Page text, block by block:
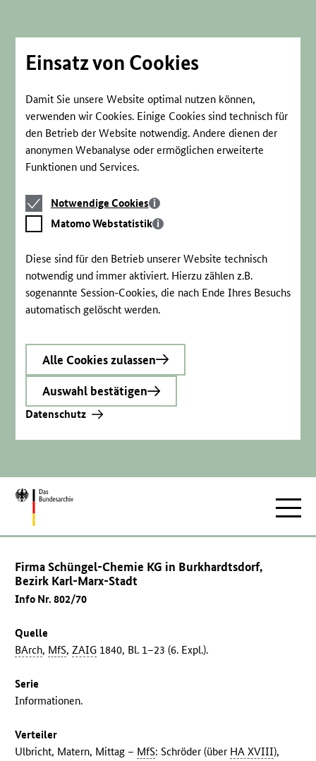
Einsatz von Cookies
Damit Sie unsere Website optimal nutzen können,
verwenden wir Cookies. Einige Cookies sind technisch für
den Betrieb der Website notwendig. Andere dienen der
anonymen Webanalyse oder ermöglichen erweiterte
Funktionen und Services.
Notwendige
Cookies
Notwendige Cookies
Matomo
Webstatistik
Matomo Webstatistik
Diese sind für den Betrieb unserer Website technisch
notwendig und immer aktiviert. Hierzu zählen z.B.
sogenannte Session-Cookies, die nach Ende Ihres Besuchs
automatisch gelöscht werden.
Alle Cookies zulassen
Auswahl bestätigen
Datenschutz
Zur
Firma Schüngel-Chemie KG in Burkhardtsdorf,
Bezirk Karl-Marx-Stadt
Info Nr. 802/70
Quelle
BArch, MfS,ZAIG 1840, Bl. 1–23 (6. Expl.).
Serie
Informationen.
Verteiler
Ulbricht, Matern, Mittag – MfS: Schröder (über HA XVIII),